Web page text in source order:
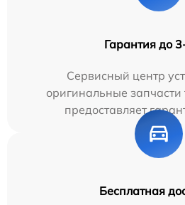
Гарантия до
Сервисный центр
оригинальные
предоставляет
Бесплатная